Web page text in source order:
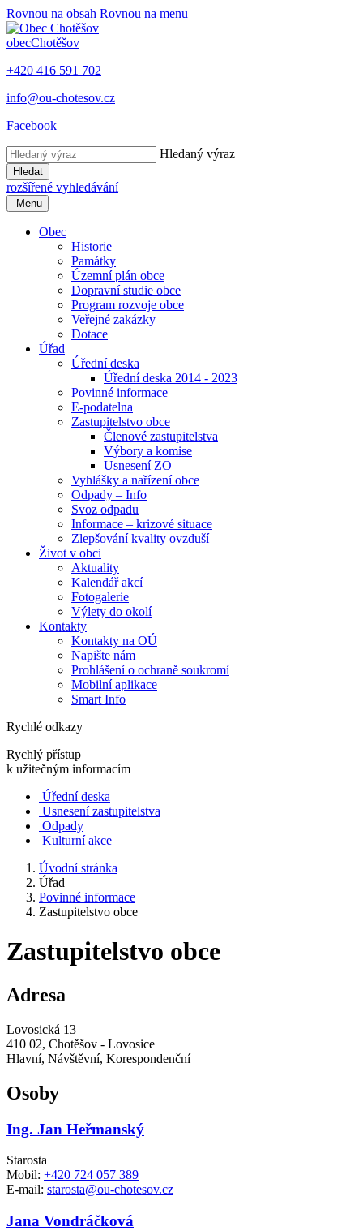
Rovnou na obsah Rovnou na menu
obecChotěšov
+420 416 591 702
info@ou-chotesov.cz
Facebook
Hledaný výraz
Hledat
rozšířené vyhledávání
Menu
Obec
Historie
Památky
Územní plán obce
Dopravní studie obce
Program rozvoje obce
Veřejné zakázky
Dotace
Úřad
Úřední deska
Úřední deska 2014 - 2023
Povinné informace
E-podatelna
Zastupitelstvo obce
Členové zastupitelstva
Výbory a komise
Usnesení ZO
Vyhlášky a nařízení obce
Odpady – Info
Svoz odpadu
Informace – krizové situace
Zlepšování kvality ovzduší
Život v obci
Aktuality
Kalendář akcí
Fotogalerie
Výlety do okolí
Kontakty
Kontakty na OÚ
Napište nám
Prohlášení o ochraně soukromí
Mobilní aplikace
Smart Info
Rychlé odkazy
Rychlý přístup
k užitečným informacím
Úřední deska
Usnesení zastupitelstva
Odpady
Kulturní akce
Úvodní stránka
Úřad
Povinné informace
Zastupitelstvo obce
Zastupitelstvo obce
Adresa
Lovosická 13
410 02, Chotěšov - Lovosice
Hlavní, Návštěvní, Korespondenční
Osoby
Ing. Jan Heřmanský
Starosta
Mobil: +420 724 057 389
E-mail: starosta@ou-chotesov.cz
Jana Vondráčková